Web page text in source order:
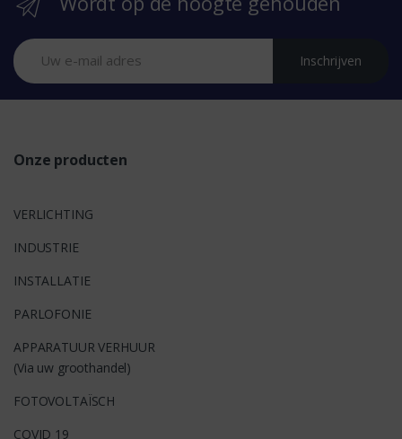
Inschrijven
Onze producten
VERLICHTING
INDUSTRIE
INSTALLATIE
PARLOFONIE
APPARATUUR VERHUUR
(Via uw groothandel)
FOTOVOLTAÏSCH
COVID 19